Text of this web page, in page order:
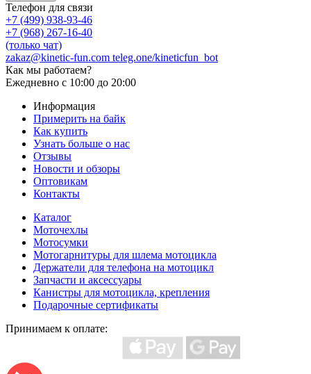
Телефон для связи
+7 (499) 938-93-46
+7 (968) 267-16-40
(только чат)
zakaz@kinetic-fun.com teleg.one/kineticfun_bot
Как мы работаем?
Ежедневно с 10:00 до 20:00
Информация
Примерить на байк
Как купить
Узнать больше о нас
Отзывы
Новости и обзоры
Оптовикам
Контакты
Каталог
Моточехлы
Мотосумки
Мотогарнитуры для шлема мотоцикла
Держатели для телефона на мотоцикл
Запчасти и аксессуары
Канистры для мотоцикла, крепления
Подарочные сертификаты
Принимаем к оплате: